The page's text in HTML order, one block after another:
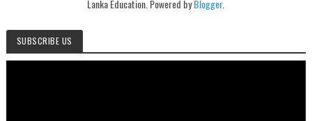
Lanka Education. Powered byBlogger.
SUBSCRIBE US